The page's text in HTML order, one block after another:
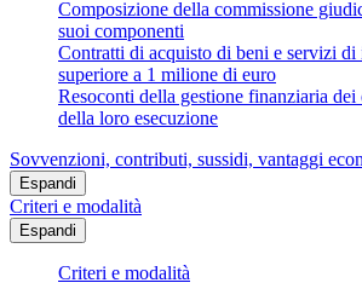
Composizione della commissione
suoi componenti
Contratti di acquisto di beni e servizi di
superiore a 1 milione di euro
Resoconti della gestione finanziaria
della loro esecuzione
Sovvenzioni, contributi, sussidi, vantaggi
Espandi
Criteri e modalità
Espandi
Criteri e modalità